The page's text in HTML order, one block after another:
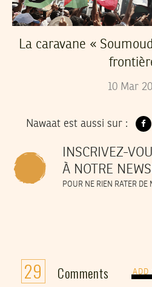
La caravane «
10 Mar
Nawaat est aussi sur :
INSCRIVEZ-
À NOTRE
POUR NE RIEN RATER DE
29 Comments ADD